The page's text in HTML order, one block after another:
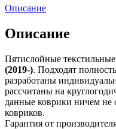
Описание
Описание
Пятислойные
(2019-). Подходят
разработаны
рассчитаны на
данные коврики ничем не
ковриков.
Гарантия от